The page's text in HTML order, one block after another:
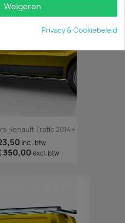
Renault Trafic 2014+
incl. btw
350,00 excl. btw
Weigeren
Privacy & Cookiebeleid